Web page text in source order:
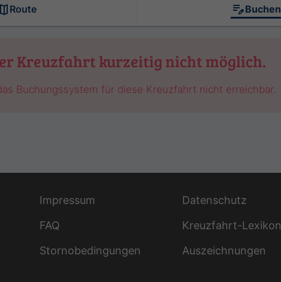
Route Buchen
Kreuzfahrt kurzeitig nicht möglich.
Buchungssystem für diese Kreuzfahrt nicht erreichbar.
Impressum Datenschutz
FAQ Kreuzfahrt-Lexikon
Stornobedingungen Auszeichnungen